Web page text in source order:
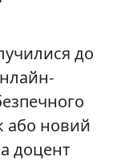
до
або новий
доцент